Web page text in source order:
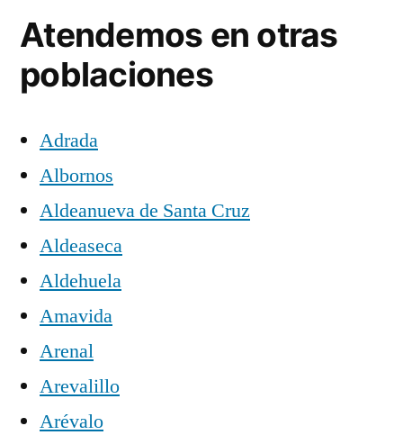
Atendemos en otras
poblaciones
Adrada
Albornos
Aldeanueva de Santa Cruz
Aldeaseca
Aldehuela
Amavida
Arenal
Arevalillo
Arévalo